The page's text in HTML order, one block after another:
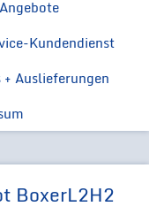
BOS
Ford
Feuerwehr
Kundendienst
Rückrüstung von
+ Auslieferungen
BoxerL2H2